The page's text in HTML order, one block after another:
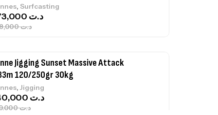
, Surfcasting
د.ت748,000
د.ت
Jigging Sunset Massive Attack
120/250gr 30kg
,Jigging
د.ت379,000
د.ت